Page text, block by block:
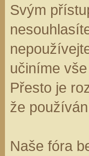
Svým
učiníme
Přesto je
že
Naše fóra